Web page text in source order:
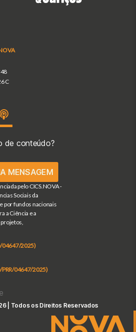
C
de conteúdo?
MENSAGEM
pelo CICS.NOVA -
Sociais da
por fundos nacionais
a Ciência e a
projetos,
04647/2025)
04647/2025)
| Todos os Direitos Reservados